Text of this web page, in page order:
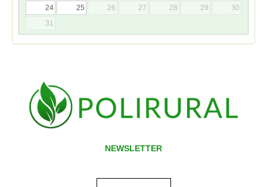
24
25 26 27 28 29
30
31
NEWSLETTER